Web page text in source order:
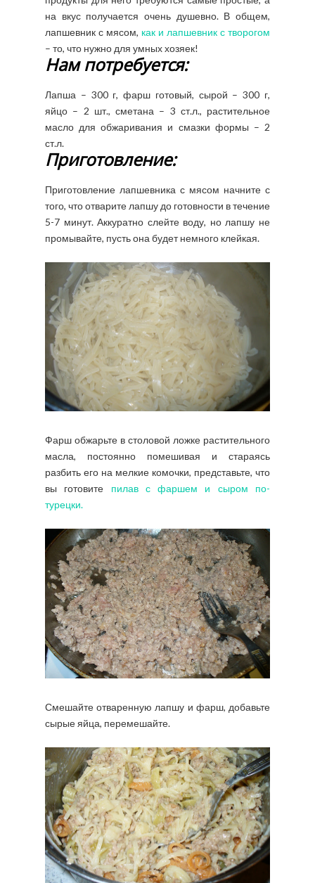
на вкус получается очень душевно. В общем,
лапшевник с мясом, как и лапшевник с творогом
– то, что нужно для умных хозяек!
Нам потребуется:
Лапша – 300 г, фарш готовый, сырой – 300 г,
яйцо – 2 шт., сметана – 3 ст.л., растительное
масло для обжаривания и смазки формы – 2
ст.л.
Приготовление:
Приготовление лапшевника с мясом начните с
того, что отварите лапшу до готовности в течение
5-7 минут. Аккуратно слейте воду, но лапшу не
промывайте, пусть она будет немного клейкая.
Фарш обжарьте в столовой ложке растительного
масла, постоянно помешивая и стараясь
разбить его на мелкие комочки, представьте, что
вы готовите пилав с фаршем и сыром по-
турецки.
Смешайте отваренную лапшу и фарш, добавьте
сырые яйца, перемешайте.